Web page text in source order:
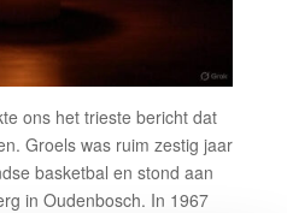
ons het trieste bericht dat
Groels was ruim zestig jaar
basketbal en stond aan
in Oudenbosch. In 1967